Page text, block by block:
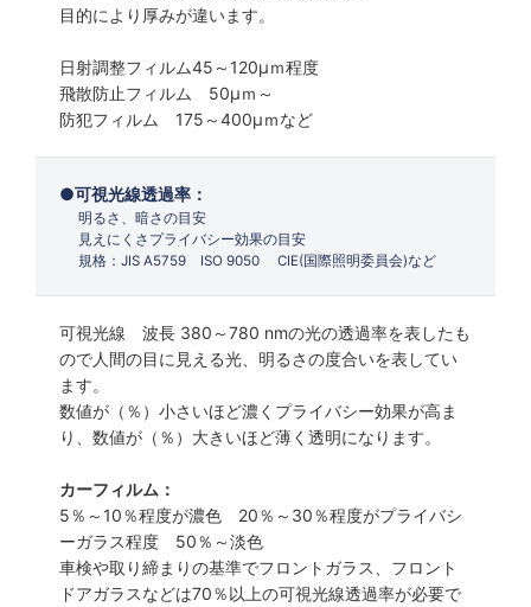
目的により厚みが違います。
日射調整フィルム45～120µｍ程度
飛散防止フィルム 50µｍ～
防犯フィルム 175～400µｍなど
可視光線透過率：
明るさ、暗さの目安
見えにくさプライバシー効果の目安
規格：JIS A5759 ISO 9050 CIE(国際照明委員会)など
可視光線 波長 380～780 nmの光の透過率を表したも
ので人間の目に見える光、明るさの度合いを表してい
ます。
数値が（％）小さいほど濃くプライバシー効果が高ま
り、数値が（％）大きいほど薄く透明になります。
カーフィルム：
5％～10％程度が濃色 20％～30％程度がプライバシ
ーガラス程度 50％～淡色
車検や取り締まりの基準でフロントガラス、フロント
ドアガラスなどは70％以上の可視光線透過率が必要で